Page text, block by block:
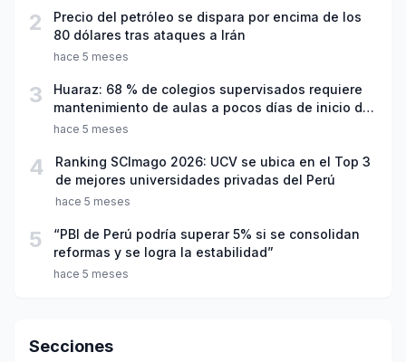
2
Precio del petróleo se dispara por encima de los
80 dólares tras ataques a Irán
hace 5 meses
3
Huaraz: 68 % de colegios supervisados requiere
mantenimiento de aulas a pocos días de inicio del
año escolar 2026
hace 5 meses
4
Ranking SCImago 2026: UCV se ubica en el Top 3
de mejores universidades privadas del Perú
hace 5 meses
5
“PBI de Perú podría superar 5% si se consolidan
reformas y se logra la estabilidad”
hace 5 meses
Secciones